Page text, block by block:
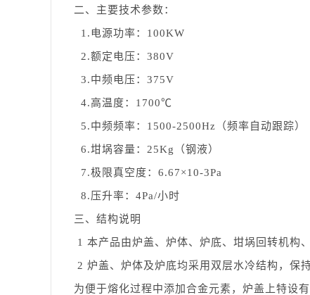
二、主要技术参数：
1.电源功率：100KW
2.额定电压：380V
3.中频电压：375V
4.高温度：1700℃
5.中频频率：1500-2500Hz（频率自动跟踪）
6.坩埚容量：25Kg（钢液）
7.极限真空度：6.67×10-3Pa
8.压升率：4Pa/小时
三、结构说明
1 本产品由炉盖、炉体、炉底、坩埚回转机构
2 炉盖、炉体及炉底均采用双层水冷结构，保
为便于熔化过程中添加合金元素，炉盖上特设